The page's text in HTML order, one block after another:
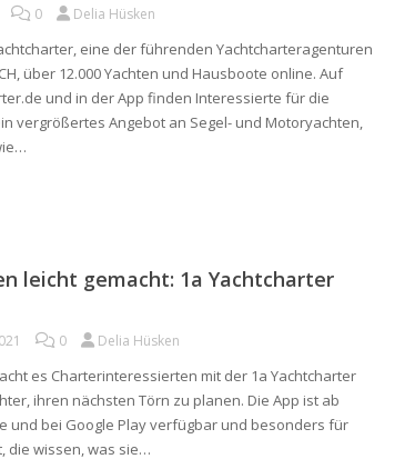
0 Delia Hüsken
eine der führenden Yachtcharteragenturen
über 12.000 Yachten und Hausboote online. Auf
und in der App finden Interessierte für die
vergrößertes Angebot an Segel- und Motoryachten,
leicht gemacht: 1a Yachtcharter
0 Delia Hüsken
es Charterinteressierten mit der 1a Yachtcharter
ihren nächsten Törn zu planen. Die App ist ab
und bei Google Play verfügbar und besonders für
die wissen, was sie…